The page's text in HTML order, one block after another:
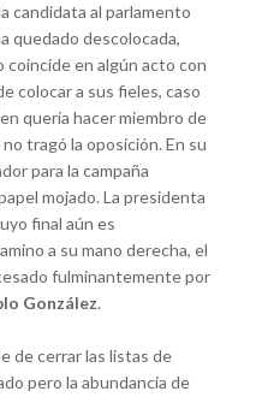
candidata al parlamento
quedado descolocada,
coincide en algún acto con
colocar a sus fieles, caso
quería hacer miembro de
tragó la oposición. En su
para la campaña
mojado. La presidenta
final aún es
a su mano derecha, el
fulminantemente por
González.
de cerrar las listas de
pero la abundancia de